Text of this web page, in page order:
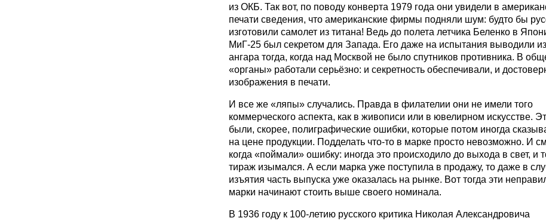
из ОКБ. Так вот, по поводу конверта 1979 года они увидели в
печати сведения, что американские фирмы подняли шум: будто бы
изготовили самолет из титана! Ведь до полета летчика Беленко в
МиГ-25 был секретом для Запада. Его даже на испытания выводили из
ангара тогда, когда над Москвой не было спутников противника. В
«органы» работали серьёзно: и секретность обеспечивали, и
изображения в печати.
И все же «ляпы» случались. Правда в филателии они не имели того
коммерческого аспекта, как в живописи или в ювелирном искусстве.
были, скорее, полиграфические ошибки, которые потом иногда
на цене продукции. Подделать что-то в марке просто невозможно. И
когда «поймали» ошибку: иногда это происходило до выхода в свет, и
тираж изымался. А если марка уже поступила в продажу, то даже в
изъятия часть выпуска уже оказалась на рынке. Вот тогда эти
марки начинают стоить выше своего номинала.
В 1936 году к 100-летию русского критика Николая Александровича